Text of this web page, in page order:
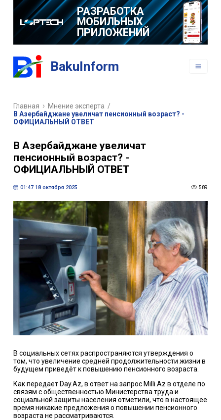
РАЗРАБОТКА
МОБИЛЬНЫХ
ПРИЛОЖЕНИЙ
BakuInform
Главная Мнение эксперта /
В Азербайджане увеличат пенсионный возраст? -
ОФИЦИАЛЬНЫЙ ОТВЕТ
В Азербайджане увеличат
пенсионный возраст? -
ОФИЦИАЛЬНЫЙ ОТВЕТ
01:47 18 октября 2025 589
В социальных сетях распространяются утверждения о
том, что увеличение средней продолжительности жизни в
будущем приведёт к повышению пенсионного возраста.
Как передает Day.Az, в ответ на запрос Milli.Az в отделе по
связям с общественностью Министерства труда и
социальной защиты населения отметили, что в настоящее
время никакие предложения о повышении пенсионного
возраста не рассматриваются.